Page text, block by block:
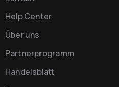
Help Center
Über uns
Partnerprogramm
Handelsblatt